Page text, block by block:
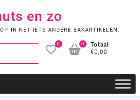
en zo
IN NET IETS ANDERE BAKARTIKELEN.
0
Totaal
€0,00
0